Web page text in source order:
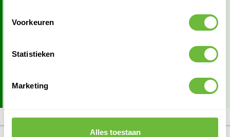
Voorkeuren
Statistieken
Marketing
Alles toestaan
Net als bij onze producten, kiezen we ook bij de bezorging voor
kwaliteit boven prijs. We werken alleen met bezorgpartners die
dezelfde waarde hechten aan service en betrouwbaarheid als
veilig en op tijd aankomen, zodat jij je kunt concentreren op jouw
dakproject.